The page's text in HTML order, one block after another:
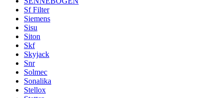
Sf Filter
Siemens
Sisu
Siton
Skf
Skyjack
Snr
Solmec
Sonalika
Stellox